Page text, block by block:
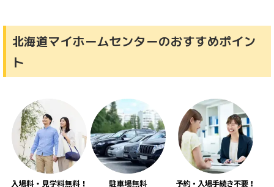
北海道マイホームセンターのおすすめポイン
ト